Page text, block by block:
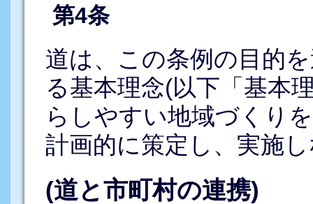
第4条
道は、この条例の目的
る基本理念(以下「基本
らしやすい地域づくり
計画的に策定し、実施
(道と市町村の連携)